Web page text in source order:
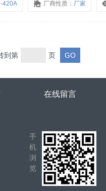
420A 厂商性质： 厂家
到第 页
在线留言
手
机
浏
览